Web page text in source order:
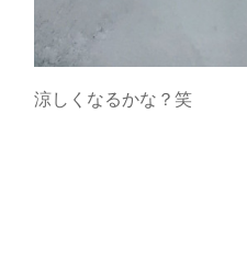
涼しくなるかな？笑